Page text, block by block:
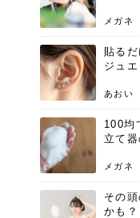
メガネ
貼る
ジュ
あおい
100均
立て
メガネ
その
かも